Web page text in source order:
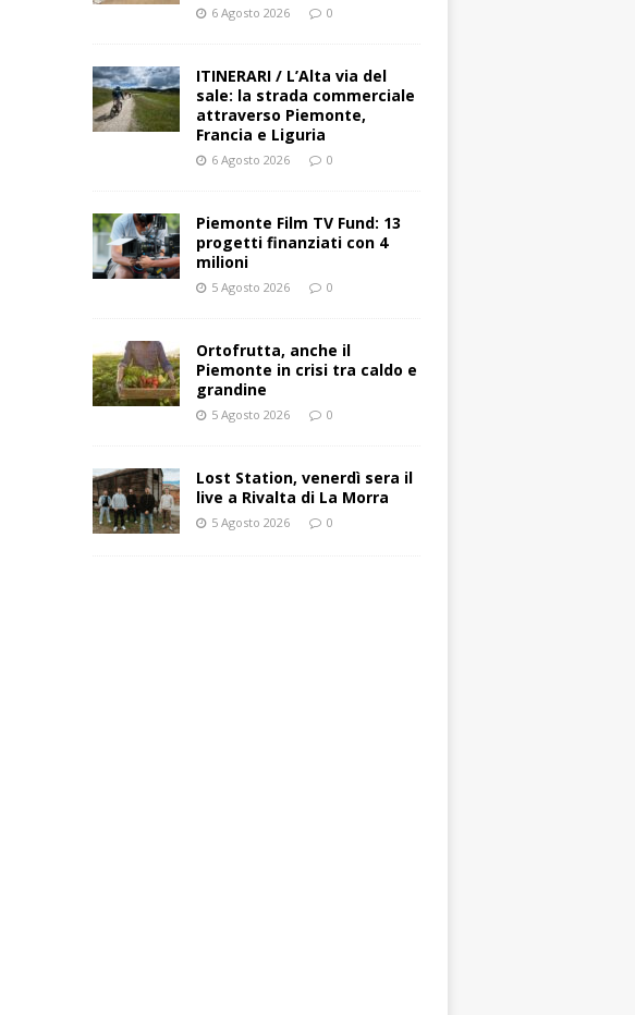
6 Agosto 2026 0
ITINERARI / L’Alta via del
sale: la strada commerciale
attraverso Piemonte,
Francia e Liguria
6 Agosto 2026 0
Piemonte Film TV Fund: 13
progetti finanziati con 4
milioni
5 Agosto 2026 0
Ortofrutta, anche il
Piemonte in crisi tra caldo e
grandine
5 Agosto 2026 0
Lost Station, venerdì sera il
live a Rivalta di La Morra
5 Agosto 2026 0